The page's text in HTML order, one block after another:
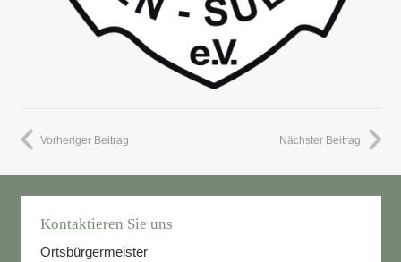
Vorheriger Beitrag Nächster Beitrag
Kontaktieren Sie uns
Ortsbürgermeister